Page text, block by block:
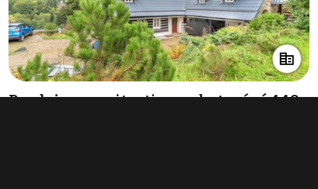
Prodej nemovitosti pro ubytování 440